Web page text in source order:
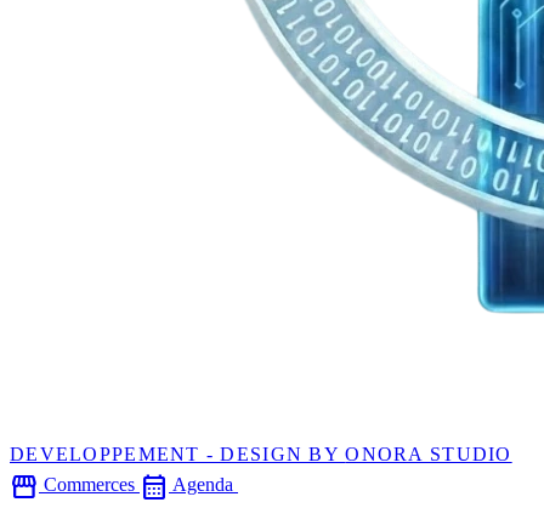
DEVELOPPEMENT - DESIGN BYONORA STUDIO
storefront Commerces calendar_month Agenda